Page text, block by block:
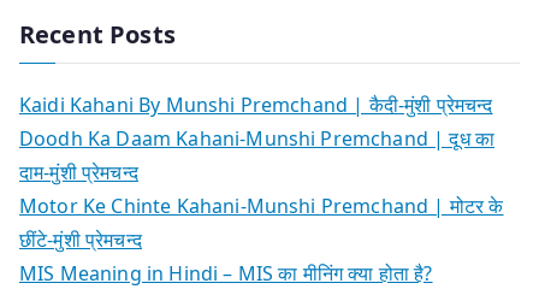
Recent Posts
Kaidi Kahani By Munshi Premchand | कैदी-मुंशी प्रेमचन्द
Doodh Ka Daam Kahani-Munshi Premchand | दूध का
दाम-मुंशी प्रेमचन्द
Motor Ke Chinte Kahani-Munshi Premchand | मोटर के
छींटे-मुंशी प्रेमचन्द
MIS Meaning in Hindi – MIS का मीनिंग क्या होता है?